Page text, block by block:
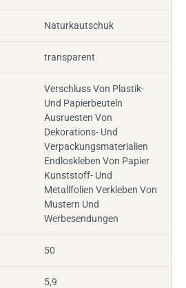
Naturkautschuk
transparent
Verschluss Von Plastik-
Und Papierbeuteln
Ausruesten Von
Dekorations- Und
Verpackungsmaterialien
Endloskleben Von Papier
Kunststoff- Und
Metallfolien Verkleben Von
Mustern Und
Werbesendungen
50
5,9